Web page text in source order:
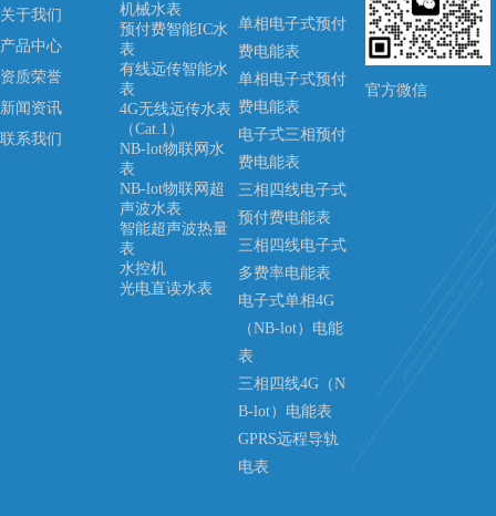
关于我们
产品中心
资质荣誉
新闻资讯
联系我们
机械水表
预付费智能IC水
表
有线远传智能水
表
4G无线远传水表
（Cat.1）
NB-lot物联网水
表
NB-lot物联网超
声波水表
智能超声波热量
表
水控机
光电直读水表
单相电子式预付
费电能表
单相电子式预付
费电能表
电子式三相预付
费电能表
三相四线电子式
预付费电能表
三相四线电子式
多费率电能表
电子式单相4G
（NB-lot）电能
表
三相四线4G（N
B-lot）电能表
GPRS远程导轨
电表
官方微信